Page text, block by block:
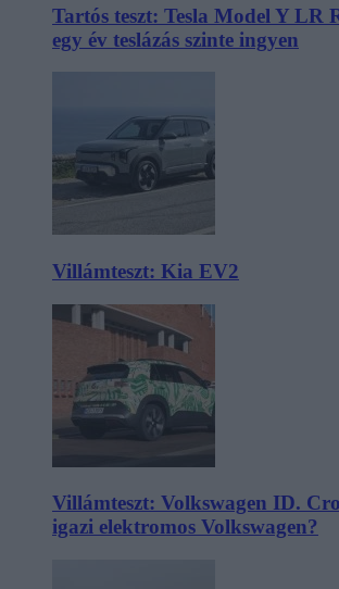
Tartós teszt: Tesla Model Y LR
egy év teslázás szinte ingyen
Villámteszt: Kia EV2
Villámteszt: Volkswagen ID.
igazi elektromos Volkswagen?